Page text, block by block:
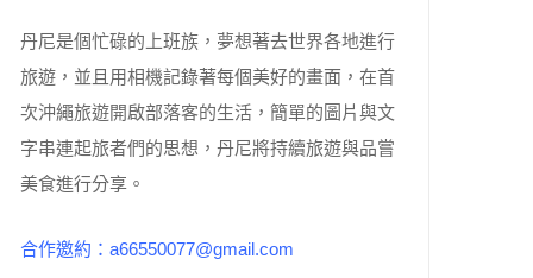
丹尼是個忙碌的上班族，夢想著去世界各地進行
旅遊，並且用相機記錄著每個美好的畫面，在首
次沖繩旅遊開啟部落客的生活，簡單的圖片與文
字串連起旅者們的思想，丹尼將持續旅遊與品嘗
美食進行分享。
合作邀約：a66550077@gmail.com